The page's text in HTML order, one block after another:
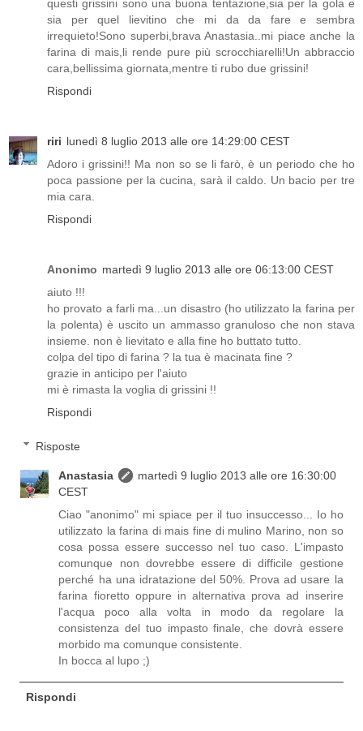
questi grissini sono una buona tentazione,sia per la gola e
sia per quel lievitino che mi da da fare e sembra
irrequieto!Sono superbi,brava Anastasia..mi piace anche la
farina di mais,li rende pure più scrocchiarelli!Un abbraccio
cara,bellissima giornata,mentre ti rubo due grissini!
Rispondi
riri lunedì 8 luglio 2013 alle ore 14:29:00 CEST
Adoro i grissini!! Ma non so se li farò, è un periodo che ho
poca passione per la cucina, sarà il caldo. Un bacio per tre
mia cara.
Rispondi
Anonimo martedì 9 luglio 2013 alle ore 06:13:00 CEST
aiuto !!!
ho provato a farli ma...un disastro (ho utilizzato la farina per
la polenta) è uscito un ammasso granuloso che non stava
insieme. non è lievitato e alla fine ho buttato tutto.
colpa del tipo di farina ? la tua è macinata fine ?
grazie in anticipo per l'aiuto
mi è rimasta la voglia di grissini !!
Rispondi
Risposte
Anastasia
martedì 9 luglio 2013 alle ore 16:30:00
CEST
Ciao "anonimo" mi spiace per il tuo insuccesso... Io ho
utilizzato la farina di mais fine di mulino Marino, non so
cosa possa essere successo nel tuo caso. L'impasto
comunque non dovrebbe essere di difficile gestione
perché ha una idratazione del 50%. Prova ad usare la
farina fioretto oppure in alternativa prova ad inserire
l'acqua poco alla volta in modo da regolare la
consistenza del tuo impasto finale, che dovrà essere
morbido ma comunque consistente.
In bocca al lupo ;)
Rispondi